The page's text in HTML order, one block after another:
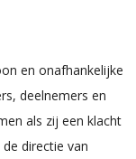
en onafhankelijke
deelnemers en
als zij een klacht
directie van